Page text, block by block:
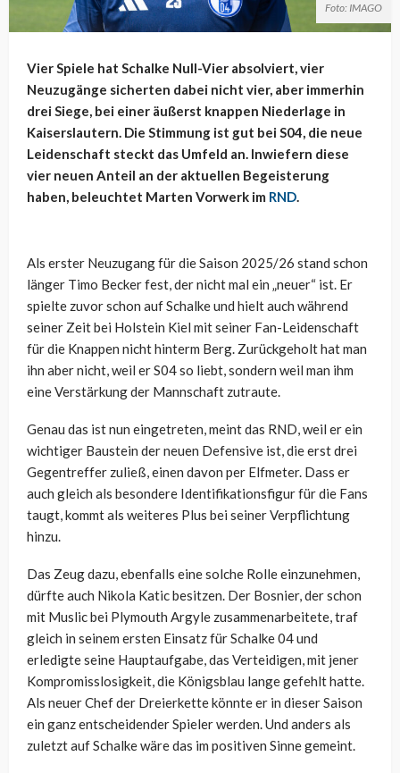
Foto: IMAGO
Vier Spiele hat Schalke Null-Vier absolviert, vier
Neuzugänge sicherten dabei nicht vier, aber immerhin
drei Siege, bei einer äußerst knappen Niederlage in
Kaiserslautern. Die Stimmung ist gut bei S04, die neue
Leidenschaft steckt das Umfeld an. Inwiefern diese
vier neuen Anteil an der aktuellen Begeisterung
haben, beleuchtet Marten Vorwerk im RND.
Als erster Neuzugang für die Saison 2025/26 stand schon
länger Timo Becker fest, der nicht mal ein „neuer“ ist. Er
spielte zuvor schon auf Schalke und hielt auch während
seiner Zeit bei Holstein Kiel mit seiner Fan-Leidenschaft
für die Knappen nicht hinterm Berg. Zurückgeholt hat man
ihn aber nicht, weil er S04 so liebt, sondern weil man ihm
eine Verstärkung der Mannschaft zutraute.
Genau das ist nun eingetreten, meint das RND, weil er ein
wichtiger Baustein der neuen Defensive ist, die erst drei
Gegentreffer zuließ, einen davon per Elfmeter. Dass er
auch gleich als besondere Identifikationsfigur für die Fans
taugt, kommt als weiteres Plus bei seiner Verpflichtung
hinzu.
Das Zeug dazu, ebenfalls eine solche Rolle einzunehmen,
dürfte auch Nikola Katic besitzen. Der Bosnier, der schon
mit Muslic bei Plymouth Argyle zusammenarbeitete, traf
gleich in seinem ersten Einsatz für Schalke 04 und
erledigte seine Hauptaufgabe, das Verteidigen, mit jener
Kompromisslosigkeit, die Königsblau lange gefehlt hatte.
Als neuer Chef der Dreierkette könnte er in dieser Saison
ein ganz entscheidender Spieler werden. Und anders als
zuletzt auf Schalke wäre das im positiven Sinne gemeint.